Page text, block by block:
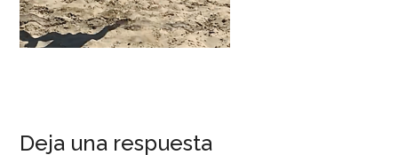
Deja una respuesta